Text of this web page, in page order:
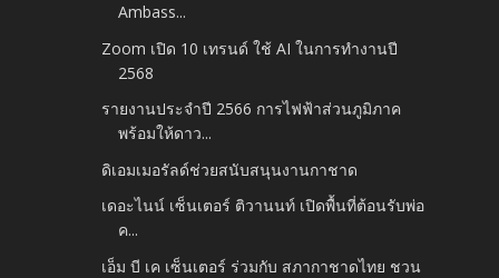
Ambass...
Zoom เปิด 10 เทรนด์ ใช้ AI ในการทำงานปี
2568
รายงานประจำปี 2566 การไฟฟ้าส่วนภูมิภาค
พร้อมให้ดาว...
ดิเอมเมอรัลด์ช่วยสนับสนุนงานกาชาด
เดอะไนน์ เซ็นเตอร์ ติวานนท์ เปิดพื้นที่ต้อนรับพ่อ
ค...
เอ็ม บี เค เซ็นเตอร์ ร่วมกับ สภากาชาดไทย ชวน